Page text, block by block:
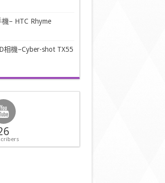
– HTC Rhyme
相機–Cyber-shot TX55